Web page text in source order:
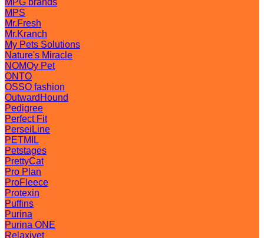
MPG brands
MPS
Mr.Fresh
Mr.Kranch
My Pets Solutions
Nature's Miracle
NOMOy Pet
ONTO
OSSO fashion
OutwardHound
Pedigree
Perfect Fit
PerseiLine
PETMIL
Petstages
PrettyCat
Pro Plan
ProFleece
Protexin
Puffins
Purina
Purina ONE
Relaxivet